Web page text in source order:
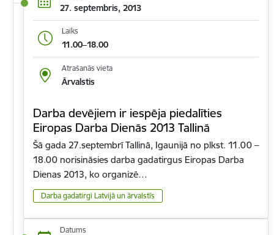
27. septembris, 2013
Laiks
11.00–18.00
Atrašanās vieta
Ārvalstis
Darba devējiem ir iespēja piedalīties
Eiropas Darba Dienās 2013 Tallinā
Šā gada 27.septembrī Tallinā, Igaunijā no plkst. 11.00 –
18.00 norisināsies darba gadatirgus Eiropas Darba
Dienas 2013, ko organizē…
Darba gadatirgi Latvijā un ārvalstīs
Datums